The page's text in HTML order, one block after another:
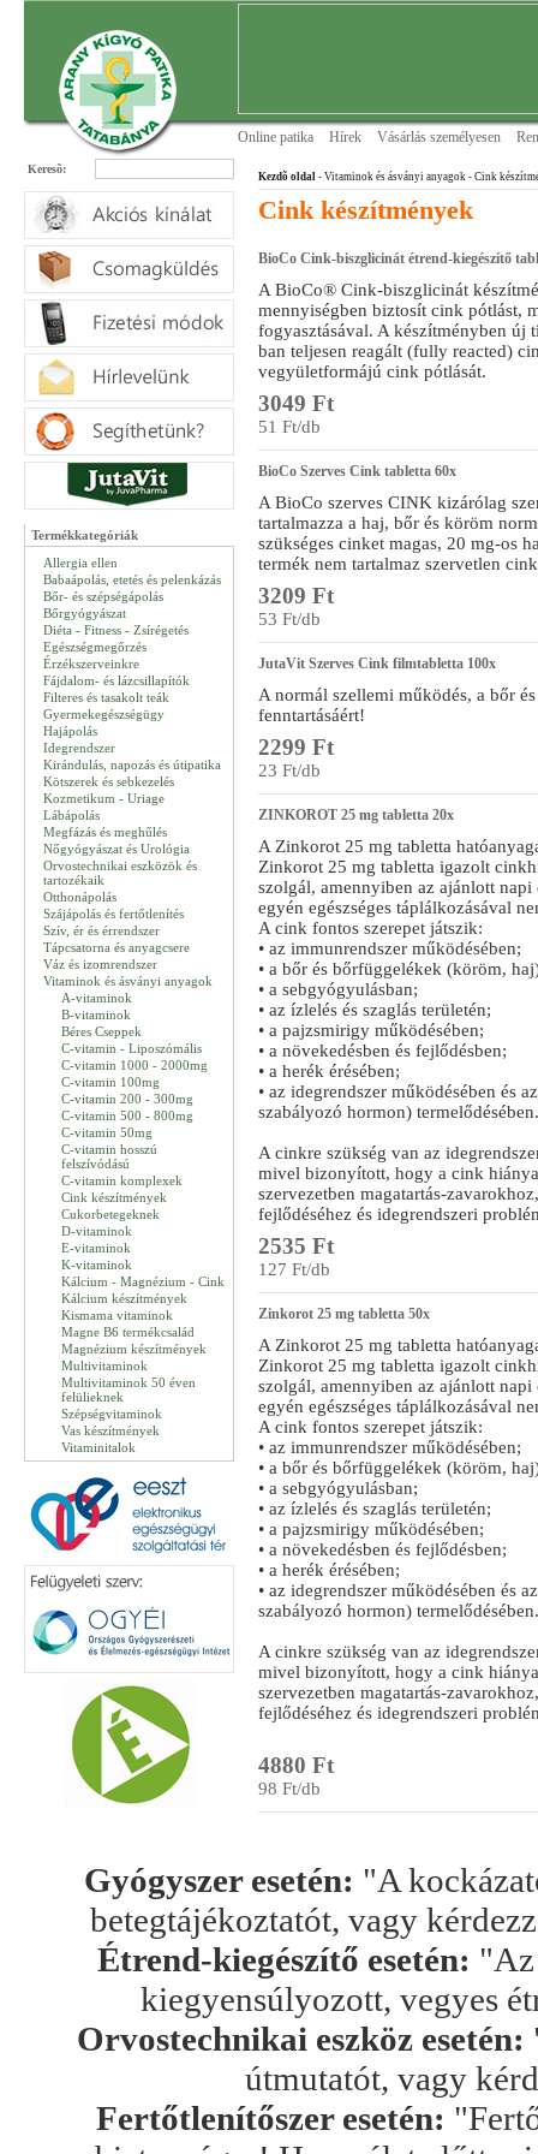
Online patika Hírek Vásárlás személyesen
Keresõ:
Termékkategóriák
Allergia ellen
Babaápolás, etetés és pelenkázás
Bőr- és szépségápolás
Bőrgyógyászat
Diéta - Fitness - Zsírégetés
Egészségmegőrzés
Érzékszerveinkre
Fájdalom- és lázcsillapítók
Filteres és tasakolt teák
Gyermekegészségügy
Hajápolás
Idegrendszer
Kirándulás, napozás és útipatika
Kötszerek és sebkezelés
Kozmetikum - Uriage
Lábápolás
Megfázás és meghűlés
Nőgyógyászat és Urológia
Orvostechnikai eszközök és
tartozékaik
Otthonápolás
Szájápolás és fertőtlenítés
Szív, ér és érrendszer
Tápcsatorna és anyagcsere
Váz és izomrendszer
Vitaminok és ásványi anyagok
A-vitaminok
B-vitaminok
Béres Cseppek
C-vitamin - Liposzómális
C-vitamin 1000 - 2000mg
C-vitamin 100mg
C-vitamin 200 - 300mg
C-vitamin 500 - 800mg
C-vitamin 50mg
C-vitamin hosszú
felszívódású
C-vitamin komplexek
Cink készítmények
Cukorbetegeknek
D-vitaminok
E-vitaminok
K-vitaminok
Kálcium - Magnézium - Cink
Kálcium készítmények
Kismama vitaminok
Magne B6 termékcsalád
Magnézium készítmények
Multivitaminok
Multivitaminok 50 éven
felülieknek
Szépségvitaminok
Vas készítmények
Vitaminitalok
Kezdõ oldal - Vitaminok és ásványi anyagok - Cink
Cink készítmények
BioCo Cink-biszglicinát étrend-kiegészítő
A BioCo® Cink-biszglicinát
mennyiségben biztosít cink pótlást,
fogyasztásával. A készítményben új
ban teljesen reagált (fully reacted)
vegyületformájú cink pótlását.
3049 Ft
51 Ft/db
BioCo Szerves Cink tabletta 60x
A BioCo szerves CINK kizárólag
tartalmazza a haj, bőr és köröm
szükséges cinket magas, 20 mg-os
termék nem tartalmaz szervetlen
3209 Ft
53 Ft/db
JutaVit Szerves Cink filmtabletta 100x
A normál szellemi működés, a bőr
fenntartásáért!
2299 Ft
23 Ft/db
ZINKOROT 25 mg tabletta 20x
A Zinkorot 25 mg tabletta
Zinkorot 25 mg tabletta igazolt
szolgál, amennyiben az ajánlott
egyén egészséges táplálkozásával
A cink fontos szerepet játszik:
• az immunrendszer működésében;
• a bőr és bőrfüggelékek (köröm,
• a sebgyógyulásban;
• az ízlelés és szaglás területén;
• a pajzsmirigy működésében;
• a növekedésben és fejlődésben;
• a herék érésében;
• az idegrendszer működésében és
szabályozó hormon) termelődésében.
A cinkre szükség van az
mivel bizonyított, hogy a cink
szervezetben magatartás-
fejlődéséhez és idegrendszeri
2535 Ft
127 Ft/db
Zinkorot 25 mg tabletta 50x
A Zinkorot 25 mg tabletta
Zinkorot 25 mg tabletta igazolt
szolgál, amennyiben az ajánlott
egyén egészséges táplálkozásával
A cink fontos szerepet játszik:
• az immunrendszer működésében;
• a bőr és bőrfüggelékek (köröm,
• a sebgyógyulásban;
• az ízlelés és szaglás területén;
• a pajzsmirigy működésében;
• a növekedésben és fejlődésben;
• a herék érésében;
• az idegrendszer működésében és
szabályozó hormon) termelődésében.
A cinkre szükség van az
mivel bizonyított, hogy a cink
szervezetben magatartás-
fejlődéséhez és idegrendszeri
4880 Ft
98 Ft/db
Gyógyszer esetén: "A
betegtájékoztatót, vagy
Étrend-kiegészítő esetén: "Az
kiegyensúlyozott, vegyes
Orvostechnikai eszköz esetén:
útmutatót, vagy
Fertőtlenítőszer esetén: